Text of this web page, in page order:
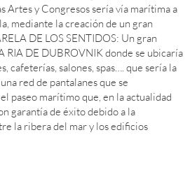
Artes y Congresos sería vía marítima a
mediante la creación de un gran
DE LOS SENTIDOS: Un gran
RIA DE DUBROVNIK donde se ubicaría
cafeterías, salones, spas…. que sería la
red de pantalanes que se
paseo marítimo que, en la actualidad
garantía de éxito debido a la
la ribera del mar y los edificios